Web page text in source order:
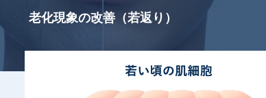
老化現象の改善 （若返り）